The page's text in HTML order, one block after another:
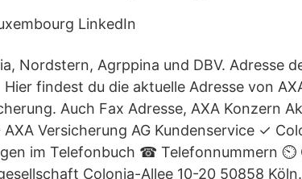
LinkedIn
Nordstern, Agrppina und DBV. Adresse
findest du die aktuelle Adresse von
Auch Fax Adresse, AXA Konzern
Versicherung AG Kundenservice ✓
im Telefonbuch ☎ Telefonnummern
Colonia-Allee 10-20 50858